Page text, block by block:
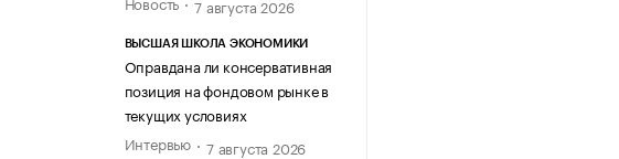
7 августа 2026
ВЫСШАЯ ШКОЛА ЭКОНОМИКИ
Оправдана ли консервативная
позиция на фондовом рынке в
текущих условиях
Интервью
7 августа 2026